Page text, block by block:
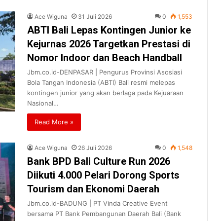
Ace Wiguna 31 Juli 2026 0 1,553
ABTI Bali Lepas Kontingen Junior ke
Kejurnas 2026 Targetkan Prestasi di
Nomor Indoor dan Beach Handball
Jbm.co.id-DENPASAR | Pengurus Provinsi Asosiasi
Bola Tangan Indonesia (ABTI) Bali resmi melepas
kontingen junior yang akan berlaga pada Kejuaraan
Nasional…
Read More »
Ace Wiguna 26 Juli 2026 0 1,548
Bank BPD Bali Culture Run 2026
Diikuti 4.000 Pelari Dorong Sports
Tourism dan Ekonomi Daerah
Jbm.co.id-BADUNG | PT Vinda Creative Event
bersama PT Bank Pembangunan Daerah Bali (Bank